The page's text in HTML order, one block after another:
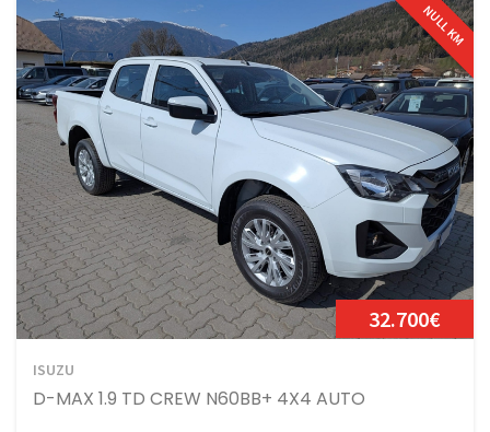
NULL KM
32.700€
ISUZU
D-MAX 1.9 TD CREW N60BB+ 4X4 AUTO